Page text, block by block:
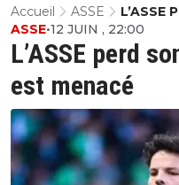
Accueil ASSE
L’ASSE
Menacé
L’ASSE perd
est menacé
ASSE•12 JUIN , 22:00